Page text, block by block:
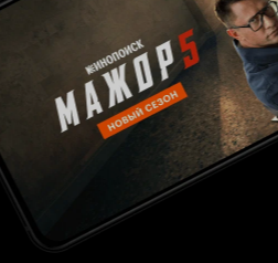
действительно забавен, а в
моментах очень смешон. Но
как и сам фильм, в нем есть душа,
грамма фальши, что безусловное
Но больше всего хочется выделить
давно я не видел столь тонкой и
расстановки мелочей в кадре,
любой кадр фильма хочется
рамочке на стену. Ну и как всегда у
актеры безумно хороши, как и в
так и на втором плане. В итоге перед нами
очень цельный фильм, в котором